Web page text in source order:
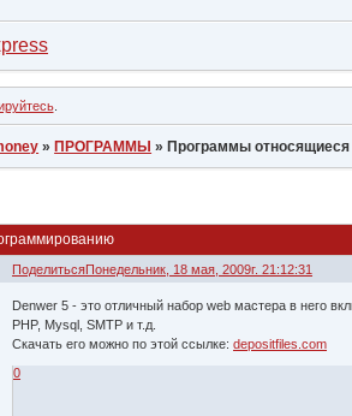
.
» ПРОГРАММЫ » Программы
ПоделитьсяПонедельник, 18 мая, 2009г. 21:12:31
Denwer 5 - это отличный набор web мастера в него
PHP, Mysql, SMTP и т.д.
Скачать его можно по этой ссылке:depositfiles.com
0